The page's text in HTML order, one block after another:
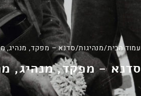
עמוד הבית/מנהיגות/סדנא – מפקד, מנהיג,
סדנא - מפקד, מנהיג,